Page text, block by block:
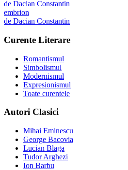
de Dacian Constantin
embrion
de Dacian Constantin
Curente Literare
Romantismul
Simbolismul
Modernismul
Expresionismul
Toate curentele
Autori Clasici
Mihai Eminescu
George Bacovia
Lucian Blaga
Tudor Arghezi
Ion Barbu